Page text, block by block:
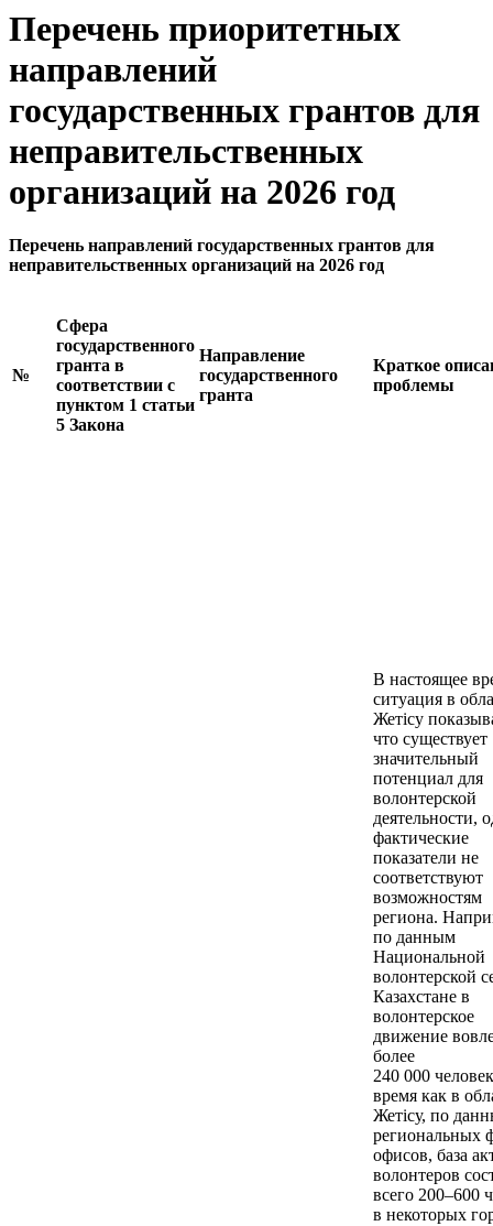
Перечень приоритетных
направлений
государственных грантов для
неправительственных
организаций на 2026 год
Перечень направлений государственных грантов для
неправительственных организаций на 2026 год
№
Сфера
государственного
гранта в
соответствии с
пунктом 1 статьи
5 Закона
Направление
государственного
гранта
Краткое
проблемы
В настоящее
ситуация в
Жетісу
что существует
значительный
потенциал для
волонтерской
деятельности,
фактические
показатели не
соответствуют
возможностям
региона.
по данным
Национальной
волонтерской
Казахстане в
волонтерское
движение
более
240 000
время как в
Жетісу, по
региональных
офисов, база
волонтеров
всего 200–600
в некоторых